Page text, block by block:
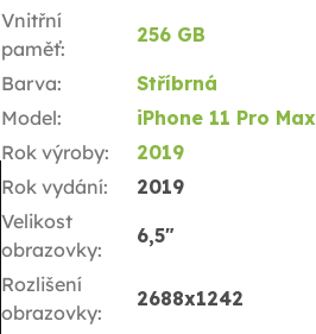
Vnitřní
paměť:
256 GB
Barva:
Stříbrná
Model:
iPhone 11 Pro Max
Rok výroby:
2019
Rok vydání:
2019
Velikost
obrazovky:
6,5"
Rozlišení
obrazovky:
2688x1242